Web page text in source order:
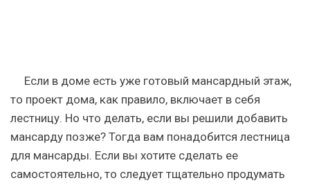
Если в доме есть уже готовый мансардный этаж,
то проект дома, как правило, включает в себя
лестницу. Но что делать, если вы решили добавить
мансарду позже? Тогда вам понадобится лестница
для мансарды. Если вы хотите сделать ее
самостоятельно, то следует тщательно продумать